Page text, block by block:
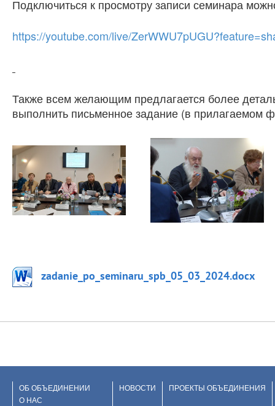
Подключиться к просмотру записи семинара
https://youtube.com/live/
Также всем желающим предлагается более
выполнить письменное задание (в прилагаемом
zadanie_po_seminaru_spb_05_03_2024.docx
ОБ ОБЪЕДИНЕНИИ
О НАС
НОВОСТИ ПРОЕКТЫ ОБЪЕДИНЕНИЯ